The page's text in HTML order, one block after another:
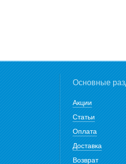
Основные
Акции
Статьи
Оплата
Доставка
Возврат